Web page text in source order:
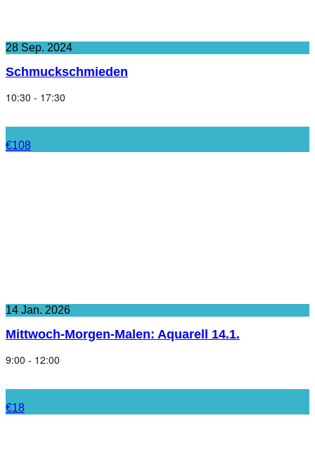
28 Sep. 2024
Schmuckschmieden
10:30 - 17:30
€108
14 Jan. 2026
Mittwoch-Morgen-Malen: Aquarell 14.1.
9:00 - 12:00
€18